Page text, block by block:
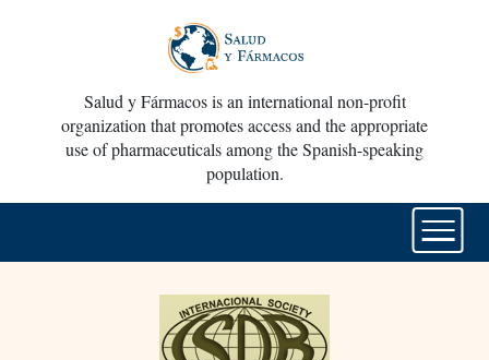
Salud y Fármacos is an international non-profit
organization that promotes access and the appropriate
use of pharmaceuticals among the Spanish-speaking
population.